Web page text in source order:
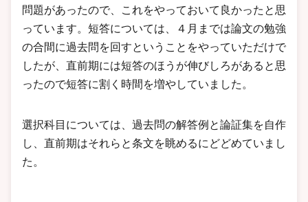
問題があったので、これをやっておいて良かったと思
っています。短答については、４月までは論文の勉強
の合間に過去問を回すということをやっていただけで
したが、直前期には短答のほうが伸びしろがあると思
ったので短答に割く時間を増やしていました。
選択科目については、過去問の解答例と論証集を自作
し、直前期はそれらと条文を眺めるにどどめていまし
た。